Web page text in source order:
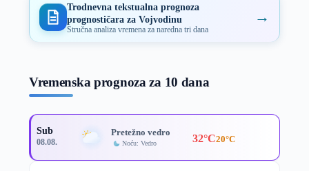
Trodnevna tekstualna prognoza
prognostičara za Vojvodinu
Stručna analiza vremena za naredna tri dana
→
Vremenska prognoza za 10 dana
Sub
08.08.
Pretežno vedro
Noću: Vedro 32°C20°C